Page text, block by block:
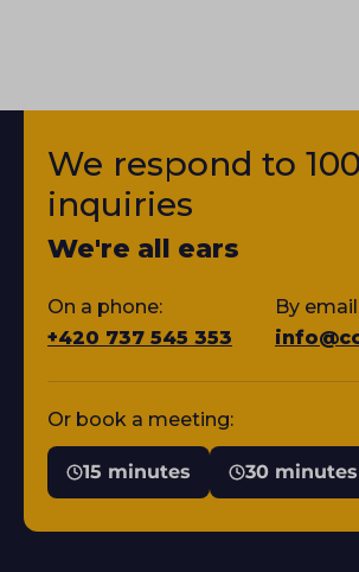
We respond to
inquiries
We're all ears
On a phone:
+420 737 545 353
By
Or book a meeting:
15 minutes 30 minutes